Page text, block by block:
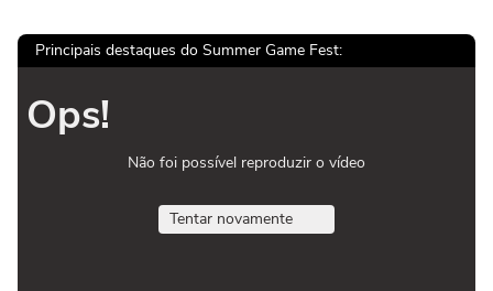
Principais destaques do Summer Game Fest:
Ops!
Não foi possível reproduzir o vídeo
Tentar novamente